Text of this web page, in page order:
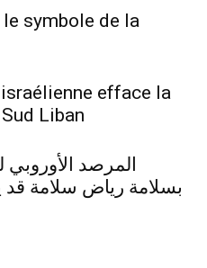
symbole de la
efface la
Liban
المرصد
بسلامة رياض سلامة